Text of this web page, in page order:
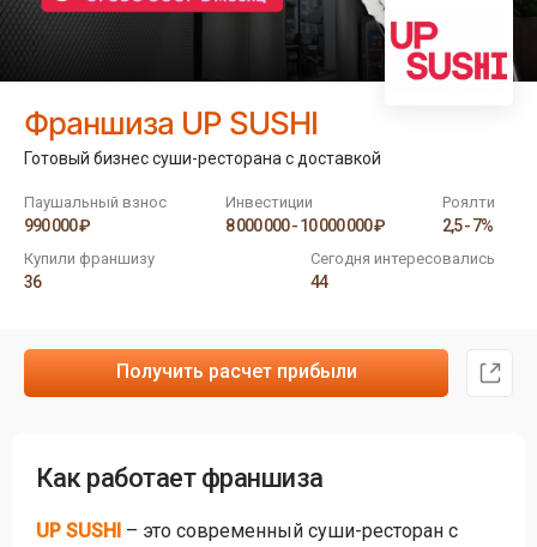
Франшиза UP SUSHI
Готовый бизнес суши-ресторана с доставкой
Паушальный взнос
990 000 ₽
Инвестиции
8 000 000 - 10 000 000 ₽
Роялти
2,5 - 7%
Купили франшизу
36
Сегодня интересовались
44
Получить расчет прибыли
Как работает франшиза
UP SUSHI – это современный суши-ресторан с